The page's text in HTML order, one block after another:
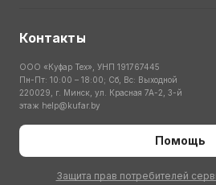
Контакты
ООО «Куфар Тех», УНП 191767445
Пн-Пт: 10:00 – 18:00; Сб, Вс: Выходной
220029, г. Минск, ул. Красная 7А-2, 3-й
этаж help@kufar.by
Помощь
Защита прав потребителей